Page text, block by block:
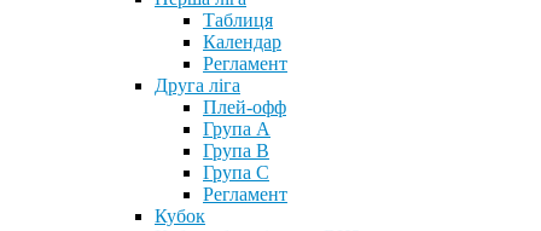
Таблиця
Календар
Регламент
Друга ліга
Плей-офф
Група А
Група В
Група С
Регламент
Кубок